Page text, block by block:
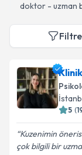
doktor - uzman
5 (
Kuzenimin
çok bilgili bir